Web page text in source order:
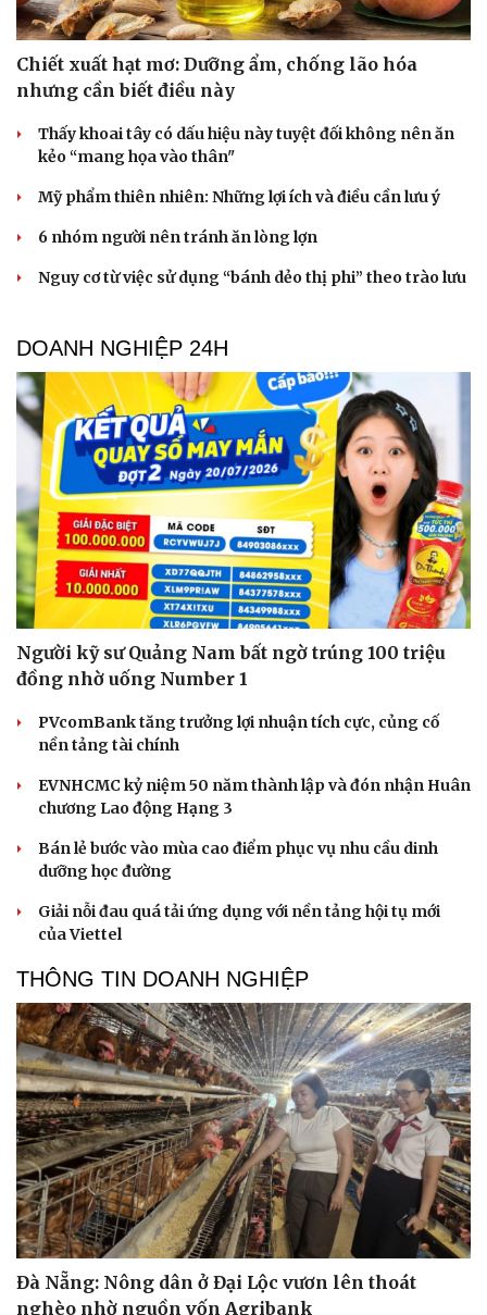
Du lịch
Tư vấn
check-in
Podcast
Cửa sổ tình yêu
Chiết xuất hạt mơ: Dưỡng ẩm, chống lão hóa
nhưng cần biết điều này
Thấy khoai tây có dấu hiệu này tuyệt đối không nên ăn
kẻo “mang họa vào thân"
Mỹ phẩm thiên nhiên: Những lợi ích và điều cần lưu ý
6 nhóm người nên tránh ăn lòng lợn
Nguy cơ từ việc sử dụng “bánh dẻo thị phi” theo trào lưu
DOANH NGHIỆP 24H
Người kỹ sư Quảng Nam bất ngờ trúng 100 triệu
đồng nhờ uống Number 1
PVcomBank tăng trưởng lợi nhuận tích cực, củng cố
nền tảng tài chính
EVNHCMC kỷ niệm 50 năm thành lập và đón nhận Huân
chương Lao động Hạng 3
Bán lẻ bước vào mùa cao điểm phục vụ nhu cầu dinh
dưỡng học đường
Giải nỗi đau quá tải ứng dụng với nền tảng hội tụ mới
của Viettel
THÔNG TIN DOANH NGHIỆP
Đà Nẵng: Nông dân ở Đại Lộc vươn lên thoát
nghèo nhờ nguồn vốn Agribank